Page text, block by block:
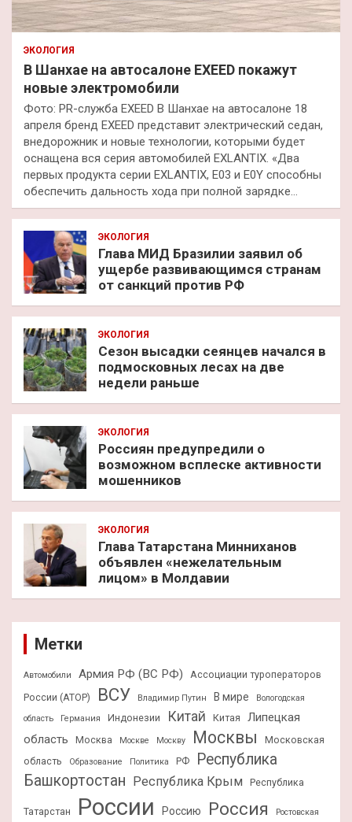
ЭКОЛОГИЯ
В Шанхае на автосалоне EXEED покажут
новые электромобили
Фото: PR-служба EXEED В Шанхае на автосалоне 18
апреля бренд EXEED представит электрический седан,
внедорожник и новые технологии, которыми будет
оснащена вся серия автомобилей EXLANTIX. «Два
первых продукта серии EXLANTIX, E03 и E0Y способны
обеспечить дальность хода при полной зарядке…
ЭКОЛОГИЯ
Глава МИД Бразилии заявил об
ущербе развивающимся странам
от санкций против РФ
ЭКОЛОГИЯ
Сезон высадки сеянцев начался в
подмосковных лесах на две
недели раньше
ЭКОЛОГИЯ
Россиян предупредили о
возможном всплеске активности
мошенников
ЭКОЛОГИЯ
Глава Татарстана Минниханов
объявлен «нежелательным
лицом» в Молдавии
Метки
Автомобили Армия РФ (ВС РФ)
Ассоциации туроператоров
России (АТОР)
ВСУ Владимир Путин В мире
Вологодская
область
Германия Индонезии Китай Китая
Липецкая
область
Москва Москве Москву Москвы
Московская
область
Образование Политика РФ
Республика
Башкортостан
Республика Крым Республика
Татарстан России Россию Россия
Ростовская